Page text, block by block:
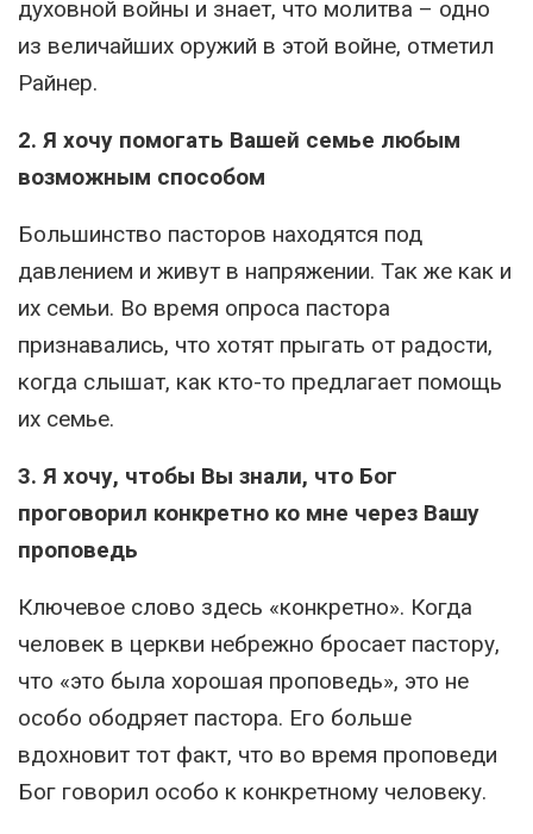
духовной войны и знает, что молитва – одно
из величайших оружий в этой войне, отметил
Райнер.
2. Я хочу помогать Вашей семье любым
возможным способом
Большинство пасторов находятся под
давлением и живут в напряжении. Так же как и
их семьи. Во время опроса пастора
признавались, что хотят прыгать от радости,
когда слышат, как кто-то предлагает помощь
их семье.
3. Я хочу, чтобы Вы знали, что Бог
проговорил конкретно ко мне через Вашу
проповедь
Ключевое слово здесь «конкретно». Когда
человек в церкви небрежно бросает пастору,
что «это была хорошая проповедь», это не
особо ободряет пастора. Его больше
вдохновит тот факт, что во время проповеди
Бог говорил особо к конкретному человеку.